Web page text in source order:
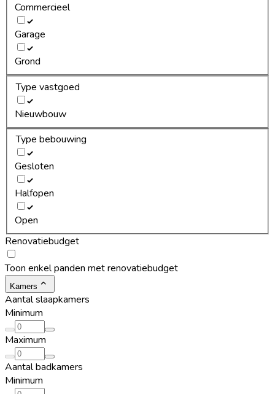
Commercieel
Garage
Grond
Type vastgoed
Nieuwbouw
Type bebouwing
Gesloten
Halfopen
Open
Renovatiebudget
Toon enkel panden met renovatiebudget
Kamers
Aantal slaapkamers
Minimum
Maximum
Aantal badkamers
Minimum